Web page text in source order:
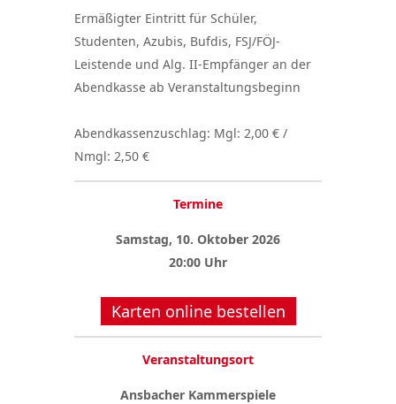
Ermäßigter Eintritt für Schüler,
Studenten, Azubis, Bufdis, FSJ/FÖJ-
Leistende und Alg. II-Empfänger an der
Abendkasse ab Veranstaltungsbeginn
Abendkassenzuschlag: Mgl: 2,00 € /
Nmgl: 2,50 €
Termine
Samstag, 10. Oktober 2026
20:00 Uhr
Karten online bestellen
Veranstaltungsort
Ansbacher Kammerspiele